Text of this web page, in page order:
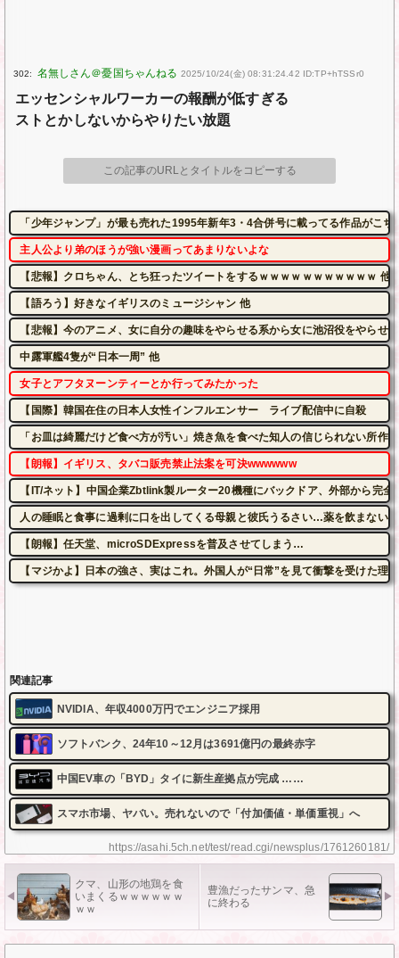
302: 2025/10/24(金) 08:31:24.42 ID:TP+hTSSr0
エッセンシャルワーカーの報酬が低すぎる
ストとかしないからやりたい放題
https://asahi.5ch.net/test/read.cgi/newsplus/1761260181/
この記事のURLとタイトルをコピーする
「少年ジャンプ」が最も売れた1995年新年3・4合併号に載ってる作品がこち
主人公より弟のほうが強い漫画ってあまりないよな
【悲報】クロちゃん、とち狂ったツイートをするｗｗｗｗｗｗｗｗｗｗｗ 他
【語ろう】好きなイギリスのミュージシャン 他
【悲報】今のアニメ、女に自分の趣味をやらせる系から女に池沼役をやらせ
中露軍艦4隻が“日本一周” 他
女子とアフタヌーンティーとか行ってみたかった
【国際】韓国在住の日本人女性インフルエンサー ライブ配信中に自殺
「お皿は綺麗だけど食べ方が汚い」焼き魚を食べた知人の信じられない所
【朗報】イギリス、タバコ販売禁止法案を可決wwwwww
【IT/ネット】中国企業Zbtlink製ルーター20機種にバックドア、外部から完全
人の睡眠と食事に過剰に口を出してくる母親と彼氏うるさい…薬を飲まない
【朗報】任天堂、microSDExpressを普及させてしまう…
【マジかよ】日本の強さ、実はこれ。外国人が“日常”を見て衝撃を受けた理由
関連記事
NVIDIA、年収4000万円でエンジニア採用
ソフトバンク、24年10～12月は3691億円の最終赤字
中国EV車の「BYD」タイに新生産拠点が完成 ……
スマホ市場、ヤバい。売れないので「付加価値・単価重視」へ
クマ、山形の地鶏を食
いまくるｗｗｗｗｗｗ
ｗｗ
豊漁だったサンマ、急
に終わる